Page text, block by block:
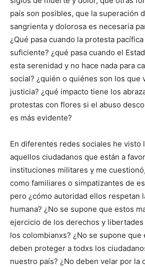
país son posibles, que la superación
sangrienta y dolorosa es necesaria
¿Qué pasa cuando la protesta
suficiente? ¿qué pasa cuando el
esta serenidad y no hace nada para
social? ¿quién o quiénes son los que
justicia? ¿qué impacto tiene los
protestas con flores si el abuso
es más evidente?
En diferentes redes sociales he visto
aquellos ciudadanos que están a
instituciones militares y me
como familiares o simpatizantes de
pero ¿cómo autoridad ellos respetan
humana? ¿No se supone que estos
ejercicio de los derechos y
los colombianxs? ¿No se supone
deben proteger a todxs los
nuestro país? ¿No deben velar por la